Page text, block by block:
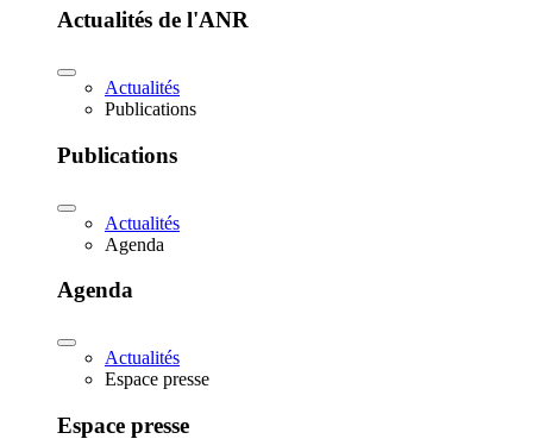
Actualités de l'ANR
Actualités
Publications
Publications
Actualités
Agenda
Agenda
Actualités
Espace presse
Espace presse